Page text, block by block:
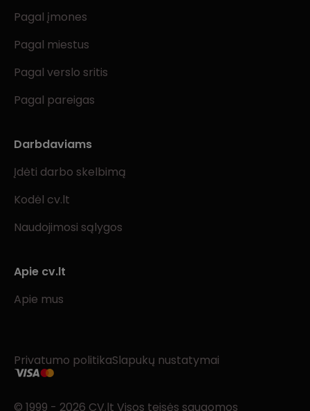
Pagal įmones
Pagal miestus
Pagal verslo sritis
Pagal pareigas
Darbdaviams
Įdėti darbo skelbimą
Kodėl cv.lt
Naudojimosi sąlygos
Apie cv.lt
Apie mus
Privatumo politikaSlapukų nustatymai
© 1999 - 2026 CV.lt Visos teisės saugomos